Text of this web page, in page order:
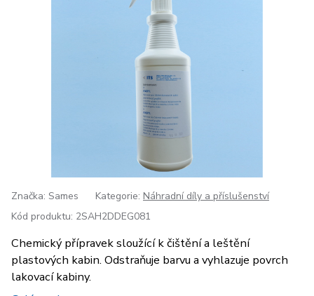
Značka: Sames Kategorie: Náhradní díly a příslušenství
Kód produktu: 2SAH2DDEG081
Chemický přípravek sloužící k čištění a leštění
plastových kabin. Odstraňuje barvu a vyhlazuje povrch
lakovací kabiny.